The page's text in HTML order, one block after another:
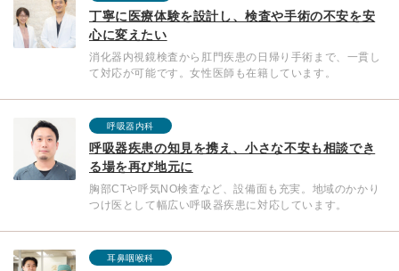
丁寧に医療体験を設計し、検査や手術の不安を安
心に変えたい
消化器内視鏡検査から肛門疾患の日帰り手術まで、一貫し
て対応が可能です。女性医師も在籍しています。
呼吸器内科
呼吸器疾患の知見を携え、小さな不安も相談でき
る場を再び地元に
胸部CTや呼気NO検査など、設備面も充実。地域のかかり
つけ医として幅広い呼吸器疾患に対応しています。
耳鼻咽喉科